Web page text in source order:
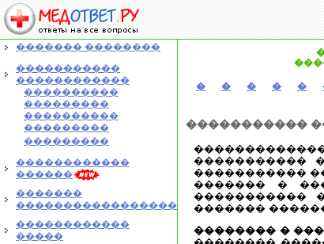
������� ��������
�����������
������������
����������
���������
����������
���������
���������
������������
������
�������
�����������������
������������
�����
� � � � �
�����������
�����������
�����������
������� �
�����������
�������
�������� �